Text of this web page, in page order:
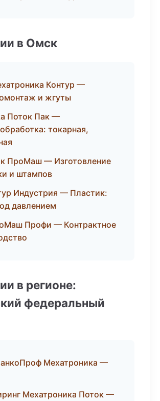
в Омск
Контур —
и жгуты
Поток Пак —
токарная,
ПроМаш — Изготовление
и штампов
Индустрия — Пластик:
давлением
Профи — Контрактное
в регионе:
федеральный
Мехатроника —
Мехатроника Поток —